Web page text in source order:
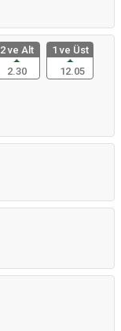
2 ve Alt
2.30
1 ve Üst
12.05